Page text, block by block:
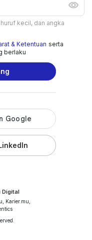
kecil, dan angka
& Ketentuan serta
berlaku
Digital
Karier.mu,